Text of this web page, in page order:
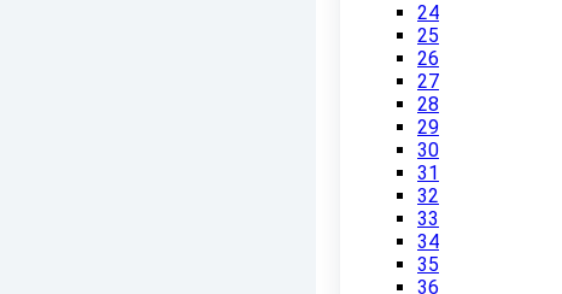
24
25
26
27
28
29
30
31
32
33
34
35
36